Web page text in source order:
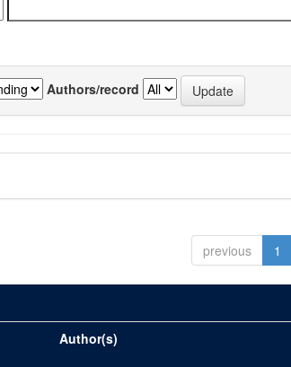
Authors/record
previous 1
Author(s)